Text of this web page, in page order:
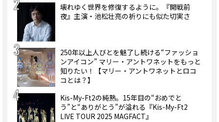
壊れゆく世界を修復するように。『開戦前
夜』主演・池松壮亮の祈りにも似た切実さ
250年以上人びとを魅了し続ける“ファッショ
ンアイコン” マリー・アントワネットをもっと
知りたい！【マリー・アントワネットとロコ
コとは？】
Kis-My-Ft2の純熟。15年目の“おめでと
う”と“ありがとう”が溢れる『Kis-My-Ft2
LIVE TOUR 2025 MAGFACT』